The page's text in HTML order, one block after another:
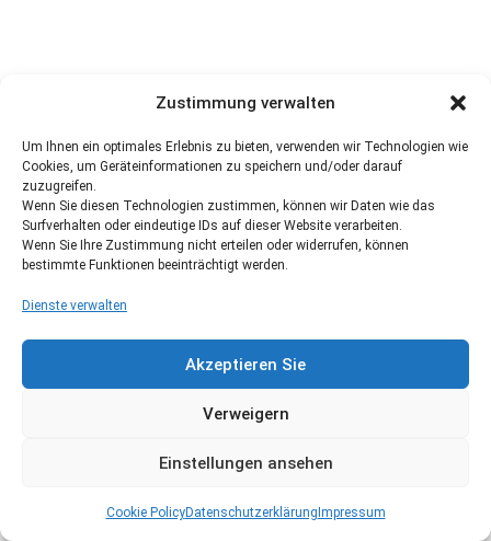
Zustimmung verwalten
Um Ihnen ein optimales Erlebnis zu bieten, verwenden wir Technologien wie
Cookies, um Geräteinformationen zu speichern und/oder darauf
zuzugreifen.
Wenn Sie diesen Technologien zustimmen, können wir Daten wie das
Surfverhalten oder eindeutige IDs auf dieser Website verarbeiten.
Wenn Sie Ihre Zustimmung nicht erteilen oder widerrufen, können
bestimmte Funktionen beeinträchtigt werden.
Dienste verwalten
Akzeptieren Sie
Verweigern
Einstellungen ansehen
Cookie PolicyDatenschutzerklärung Impressum